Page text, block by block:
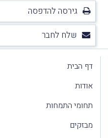
גירסה להדפסה
שלח לחבר
דף הבית
אודות
תחומי התמחות
מבזקים